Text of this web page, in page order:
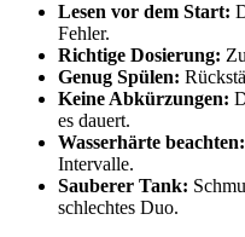
Lesen vor dem Start:
Fehler.
Richtige Dosierung:
Genug Spülen:
Keine Abkürzungen:
es dauert.
Wasserhärte beachten:
Intervalle.
Sauberer Tank:
schlechtes Duo.